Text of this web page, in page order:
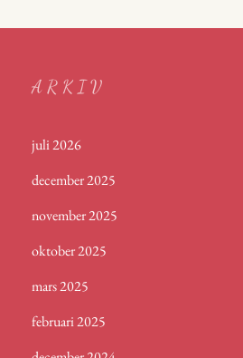
ARKIV
juli 2026
december 2025
november 2025
oktober 2025
mars 2025
februari 2025